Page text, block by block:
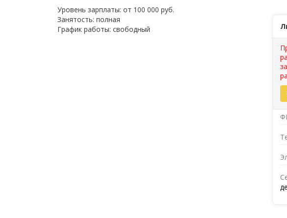
Уровень зарплаты: от 100 000 руб.
Занятость: полная
График работы: свободный